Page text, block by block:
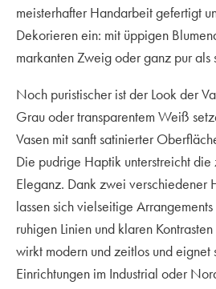
meisterhafter Handarbeit gefertigt
Dekorieren ein: mit üppigen
markanten Zweig oder ganz pur als
Noch puristischer ist der Look der
Grau oder transparentem Weiß
Vasen mit sanft satinierter
Die pudrige Haptik unterstreicht die
Eleganz. Dank zwei verschiedener
lassen sich vielseitige
ruhigen Linien und klaren
wirkt modern und zeitlos und eignet
Einrichtungen im Industrial oder